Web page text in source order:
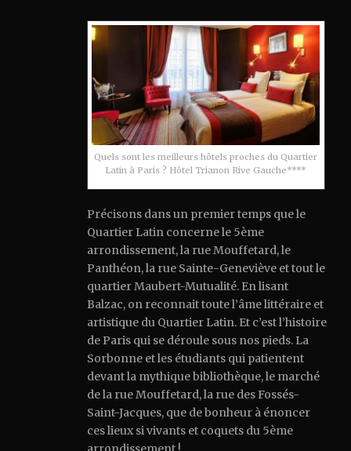
Quels sont les meilleurs hôtels proches du Quartier
Latin à Paris ? Hôtel Trianon Rive Gauche****
Précisons dans un premier temps que le
Quartier Latin concerne le 5ème
arrondissement, la rue Mouffetard, le
Panthéon, la rue Sainte-Geneviève et tout le
quartier Maubert-Mutualité. En lisant
Balzac, on reconnait toute l’âme littéraire et
artistique du Quartier Latin. Et c’est l’histoire
de Paris qui se déroule sous nos pieds. La
Sorbonne et les étudiants qui patientent
devant la mythique bibliothèque, le marché
de la rue Mouffetard, la rue des Fossés-
Saint-Jacques, que de bonheur à énoncer
ces lieux si vivants et coquets du 5ème